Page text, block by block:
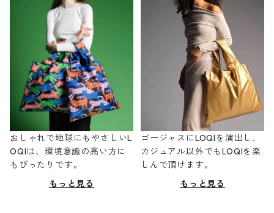
おしゃれで地球にもやさしいL
OQIは、環境意識の高い方に
もぴったりです。
もっと見る
ゴージャスにLOQIを演出し、
カジュアル以外でもLOQIを楽
しんで頂けます。
もっと見る